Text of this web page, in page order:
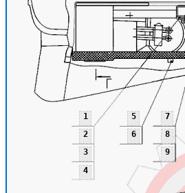
1
2
3
4
5
6
7
8
9